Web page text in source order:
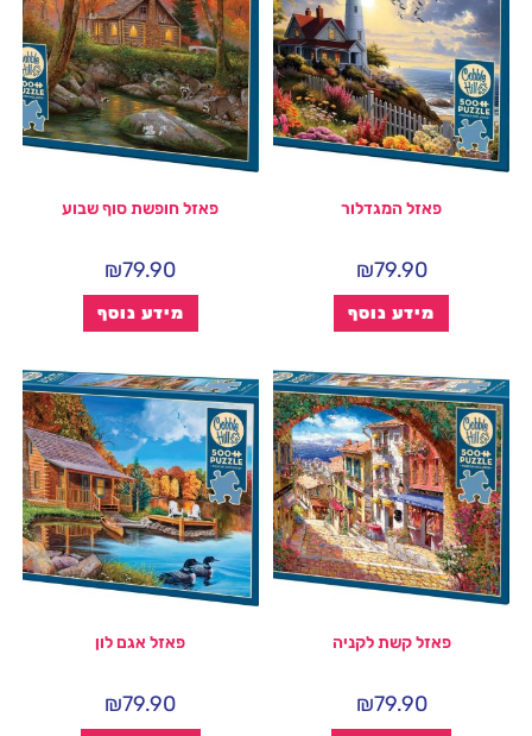
פאזל המגדלור
₪79.90
מידע נוסף
פאזל חופשת סוף שבוע
₪79.90
מידע נוסף
פאזל קשת לקניה
₪79.90
פאזל אגם לון
₪79.90